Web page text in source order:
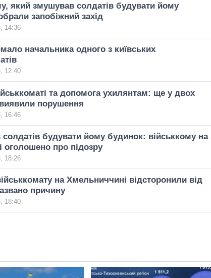
який змушував солдатів будувати йому
запобіжний захід
14:36
начальника одного з київських
12:40
та допомога ухилянтам: ще у двох
порушення
16:46
будувати йому будинок: військкому на
оголошено про підозру
18:26
на Хмельниччині відсторонили від
причину
18:40